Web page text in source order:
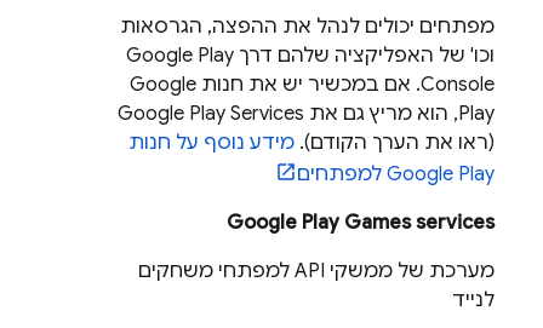
מפתחים יכולים לנהל את ההפצה, הגרסאות
וכו' של האפליקציה שלהם דרך Google Play
Console. אם במכשיר יש את חנות Google
Play, הוא מריץ גם את Google Play Services
(ראו את הערך הקודם). מידע נוסף על חנות
Google Play למפתחים
Google Play Games services
מערכת של ממשקי API למפתחי משחקים
לנייד